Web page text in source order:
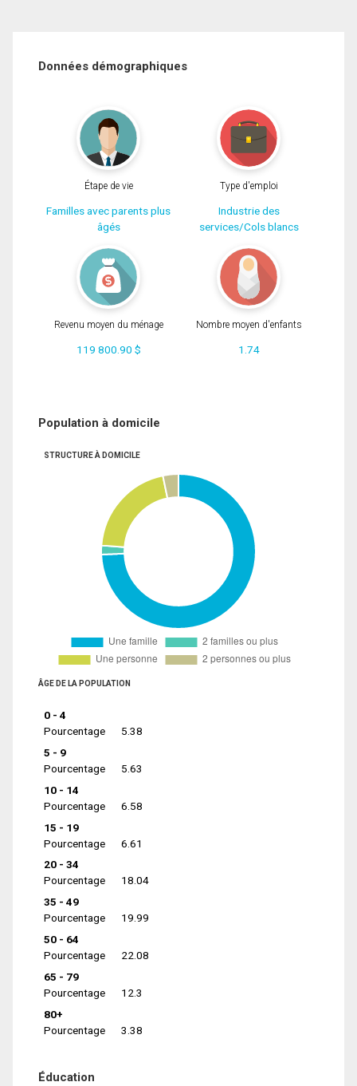
Données démographiques
Étape de vie
Familles avec parents plus
âgés
Type d'emploi
Industrie des
services/Cols blancs
Revenu moyen du ménage
119 800.90 $
Nombre moyen d'enfants
1.74
Population à domicile
STRUCTURE À DOMICILE
ÂGE DE LA POPULATION
0 - 4
Pourcentage
5.38
5 - 9
Pourcentage
5.63
10 - 14
Pourcentage
6.58
15 - 19
Pourcentage
6.61
20 - 34
Pourcentage
18.04
35 - 49
Pourcentage
19.99
50 - 64
Pourcentage
22.08
65 - 79
Pourcentage
12.3
80+
Pourcentage
3.38
Éducation